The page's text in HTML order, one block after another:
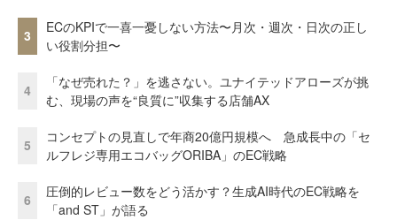
3
ECのKPIで一喜一憂しない方法〜月次・週次・日次の正し
い役割分担〜
4
「なぜ売れた？」を逃さない。ユナイテッドアローズが挑
む、現場の声を“良質に”収集する店舗AX
5
コンセプトの見直しで年商20億円規模へ 急成長中の「セ
ルフレジ専用エコバッグORIBA」のEC戦略
6
圧倒的レビュー数をどう活かす？生成AI時代のEC戦略を
「and ST」が語る